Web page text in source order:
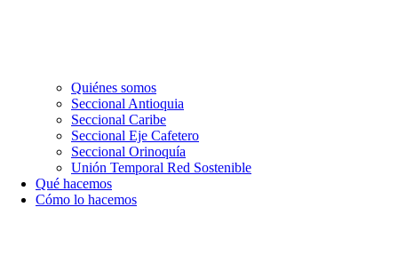
Quiénes somos
Seccional Antioquia
Seccional Caribe
Seccional Eje Cafetero
Seccional Orinoquía
Unión Temporal Red Sostenible
Qué hacemos
Cómo lo hacemos